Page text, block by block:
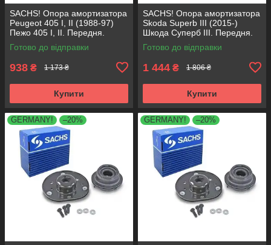
SACHS! Опора амортизатора
Peugeot 405 I, II (1988-97)
Пежо 405 I, II. Передня.
SM1553 , 803023 , KB659.36 ,
VKDA35336
Готово до відправки
938 ₴ 1 173 ₴
Купити
SACHS! Опора амортизатора
Skoda Superb III (2015-)
Шкода Суперб III. Передня.
803024 , KB657.27 ,
VKDA35167
Готово до відправки
1 444 ₴ 1 806 ₴
Купити
GERMANY! –20% GERMANY! –20%